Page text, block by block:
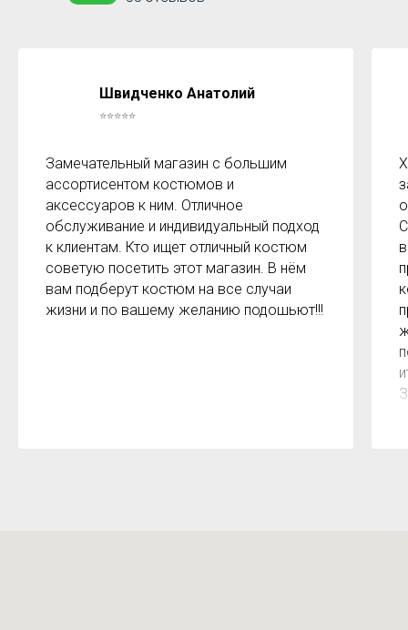
Швидченко Анатолий
⭐⭐⭐⭐⭐
Замечательный магазин с большим
ассортисентом костюмов и
аксессуаров к ним. Отличное
обслуживание и индивидуальный подход
к клиентам. Кто ищет отличный костюм
советую посетить этот магазин. В нём
вам подберут костюм на все случаи
жизни и по вашему желанию подошьют!!!